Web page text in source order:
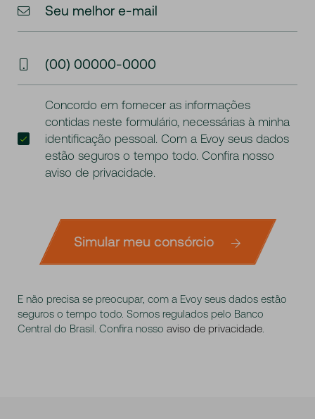
Seu melhor e-mail
(00) 00000-0000
Concordo em fornecer as informações
contidas neste formulário, necessárias à minha
identificação pessoal. Com a Evoy seus dados
estão seguros o tempo todo. Confira nosso
aviso de privacidade.
Simular meu consórcio
E não precisa se preocupar, com a Evoy seus dados estão
seguros o tempo todo. Somos regulados pelo Banco
Central do Brasil. Confira nosso aviso de privacidade.